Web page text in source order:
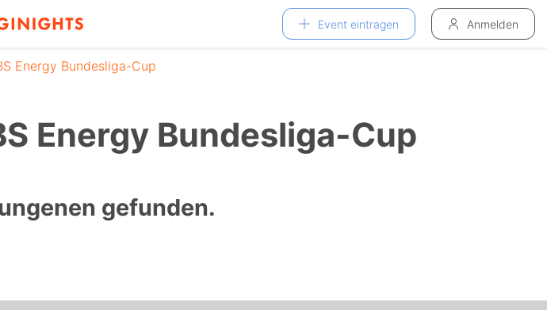
Event eintragen Anmelden
Energy Bundesliga-Cup
Energy Bundesliga-Cup
gefunden.